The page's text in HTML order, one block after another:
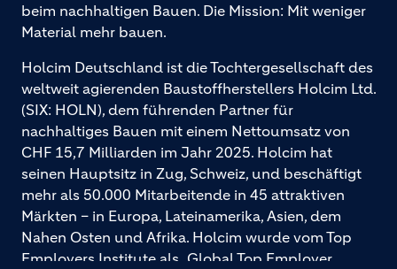
beim nachhaltigen Bauen. Die Mission: Mit weniger
Material mehr bauen.
Holcim Deutschland ist die Tochtergesellschaft des
weltweit agierenden Baustoffherstellers Holcim Ltd.
(SIX: HOLN), dem führenden Partner für
nachhaltiges Bauen mit einem Nettoumsatz von
CHF 15,7 Milliarden im Jahr 2025. Holcim hat
seinen Hauptsitz in Zug, Schweiz, und beschäftigt
mehr als 50.000 Mitarbeitende in 45 attraktiven
Märkten – in Europa, Lateinamerika, Asien, dem
Nahen Osten und Afrika. Holcim wurde vom Top
Employers Institute als „Global Top Employer